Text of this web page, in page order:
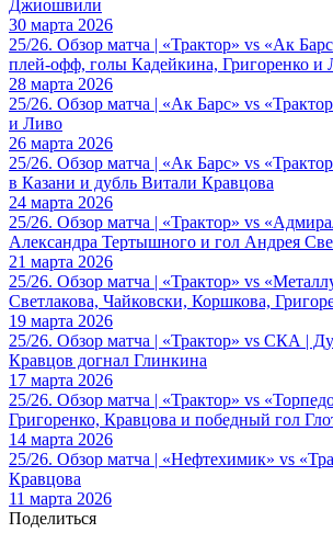
Джиошвили
30 марта 2026
25/26. Обзор матча | «Трактор» vs «Ак
плей-офф, голы Кадейкина, Григоренко и
28 марта 2026
25/26. Обзор матча | «Ак Барс» vs
и Ливо
26 марта 2026
25/26. Обзор матча | «Ак Барс» vs
в Казани и дубль Витали Кравцова
24 марта 2026
25/26. Обзор матча | «Трактор» vs
Александра Тертышного и гол Андрея
21 марта 2026
25/26. Обзор матча | «Трактор» vs
Светлакова, Чайковски, Коршкова,
19 марта 2026
25/26. Обзор матча | «Трактор» vs СКА |
Кравцов догнал Глинкина
17 марта 2026
25/26. Обзор матча | «Трактор» vs
Григоренко, Кравцова и победный гол
14 марта 2026
25/26. Обзор матча | «Нефтехимик» vs
Кравцова
11 марта 2026
Поделиться